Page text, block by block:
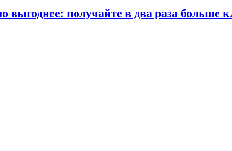
выгоднее: получайте в два раза больше